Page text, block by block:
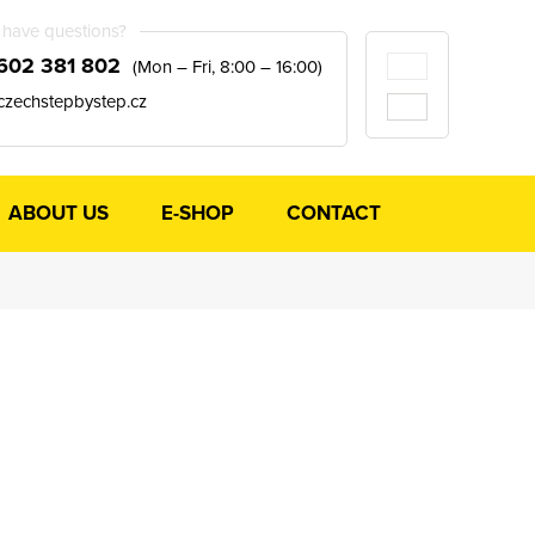
questions?
381 802
(Mon – Fri, 8:00 – 16:00)
ABOUT US E-SHOP CONTACT